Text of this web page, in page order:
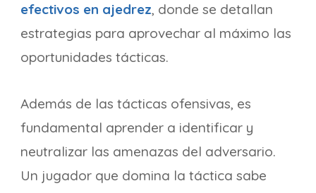
efectivos en ajedrez, donde se detallan
estrategias para aprovechar al máximo las
oportunidades tácticas.
Además de las tácticas ofensivas, es
fundamental aprender a identificar y
neutralizar las amenazas del adversario.
Un jugador que domina la táctica sabe